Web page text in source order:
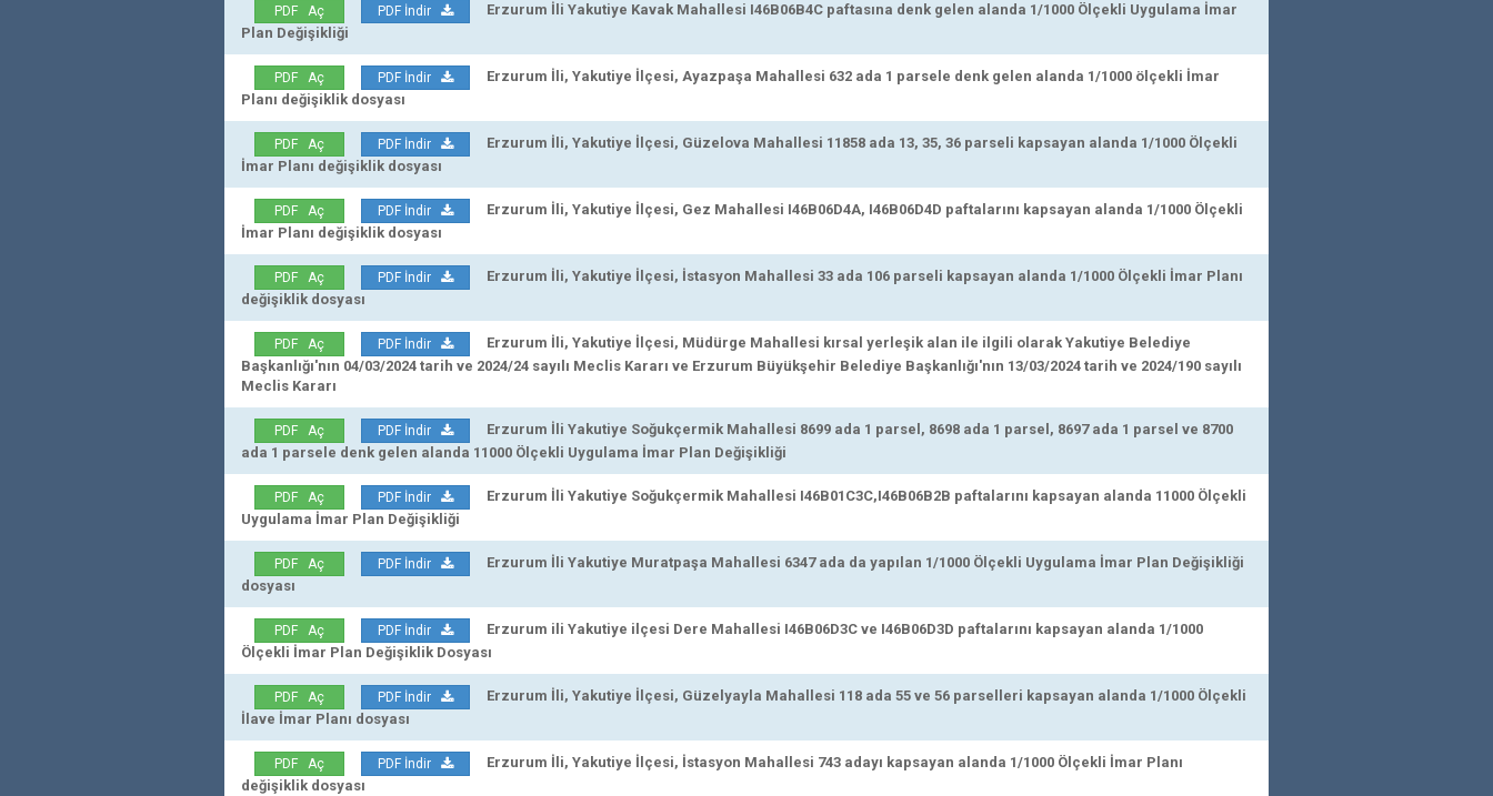
PDF Aç PDF İndir
Erzurum İli Yakutiye Kavak Mahallesi I46B06B4C paftasına denk gelen alanda 1/1000 Ölçekli Uygulama İmar
Plan Değişikliği
PDF Aç PDF İndir
Erzurum İli, Yakutiye İlçesi, Ayazpaşa Mahallesi 632 ada 1 parsele denk gelen alanda 1/1000 ölçekli İmar
Planı değişiklik dosyası
PDF Aç PDF İndir
Erzurum İli, Yakutiye İlçesi, Güzelova Mahallesi 11858 ada 13, 35, 36 parseli kapsayan alanda 1/1000 Ölçekli
İmar Planı değişiklik dosyası
PDF Aç PDF İndir
Erzurum İli, Yakutiye İlçesi, Gez Mahallesi I46B06D4A, I46B06D4D paftalarını kapsayan alanda 1/1000 Ölçekli
İmar Planı değişiklik dosyası
PDF Aç PDF İndir
Erzurum İli, Yakutiye İlçesi, İstasyon Mahallesi 33 ada 106 parseli kapsayan alanda 1/1000 Ölçekli İmar Planı
değişiklik dosyası
PDF Aç PDF İndir
Erzurum İli, Yakutiye İlçesi, Müdürge Mahallesi kırsal yerleşik alan ile ilgili olarak Yakutiye Belediye
Başkanlığı'nın 04/03/2024 tarih ve 2024/24 sayılı Meclis Kararı ve Erzurum Büyükşehir Belediye Başkanlığı'nın 13/03/2024 tarih ve 2024/190 sayılı
Meclis Kararı
PDF Aç PDF İndir
Erzurum İli Yakutiye Soğukçermik Mahallesi 8699 ada 1 parsel, 8698 ada 1 parsel, 8697 ada 1 parsel ve 8700
ada 1 parsele denk gelen alanda 11000 Ölçekli Uygulama İmar Plan Değişikliği
PDF Aç PDF İndir
Erzurum İli Yakutiye Soğukçermik Mahallesi I46B01C3C,I46B06B2B paftalarını kapsayan alanda 11000 Ölçekli
Uygulama İmar Plan Değişikliği
PDF Aç PDF İndir
Erzurum İli Yakutiye Muratpaşa Mahallesi 6347 ada da yapılan 1/1000 Ölçekli Uygulama İmar Plan Değişikliği
dosyası
PDF Aç PDF İndir
Erzurum ili Yakutiye ilçesi Dere Mahallesi I46B06D3C ve I46B06D3D paftalarını kapsayan alanda 1/1000
Ölçekli İmar Plan Değişiklik Dosyası
PDF Aç PDF İndir
Erzurum İli, Yakutiye İlçesi, Güzelyayla Mahallesi 118 ada 55 ve 56 parselleri kapsayan alanda 1/1000 Ölçekli
İlave İmar Planı dosyası
PDF Aç PDF İndir
Erzurum İli, Yakutiye İlçesi, İstasyon Mahallesi 743 adayı kapsayan alanda 1/1000 Ölçekli İmar Planı
değişiklik dosyası